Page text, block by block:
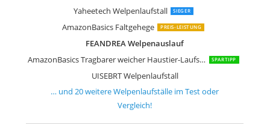
Yaheetech Welpenlaufstall SIEGER
AmazonBasics Faltgehege PREIS-LEISTUNG
FEANDREA Welpenauslauf
AmazonBasics Tragbarer weicher Haustier-Laufstall
SPARTIPP
UISEBRT Welpenlaufstall
zoomundo Welpenauslauf
FEANDREA Welpenauslauf
TRESKO Welpenlaufstall
KaKa Mall Welpenlaufstall
MC Star Tragbarer Welpenlaufstall
Yaheetech Welpenlaufstall
Kerbl Freigehege
dibea FG00542 Welpenauslauf
FEANDREA Welpenauslauf
Me & My Pets Spielgehege
Sam´s Pet Metall Welpenauslauf
TecTake Welpenlaufstall
Goods & Gadgets XXL Welpen-
KEESIN Welpenlaufstall
MC Star Oxford Welpenlaufstall
LANGXUN Laufstall
Cosy Life Welpenlaufstall
… und20weitereWelpenlaufställe im Test oder
Vergleich!